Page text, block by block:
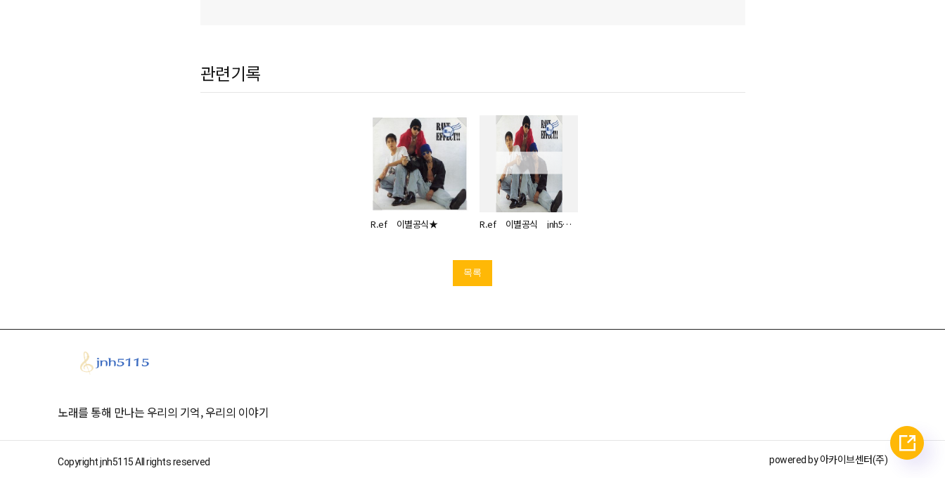
관련기록
R.ef _ 이별공식★ R.ef _ 이별공식 _ jnh5115_19951230
목록
노래를 통해 만나는 우리의 기억, 우리의 이야기
Copyright jnh5115 All rights reserved powered by 아카이브센터(주)